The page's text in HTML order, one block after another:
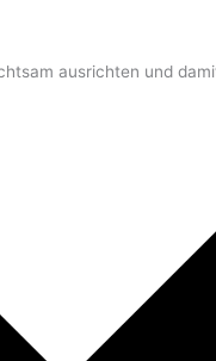
ausrichten und